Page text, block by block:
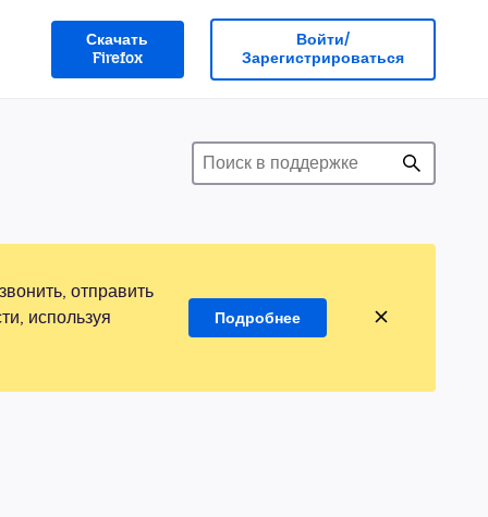
Скачать
Firefox
Войти/
Зарегистрироваться
отправить
используя
Подробнее